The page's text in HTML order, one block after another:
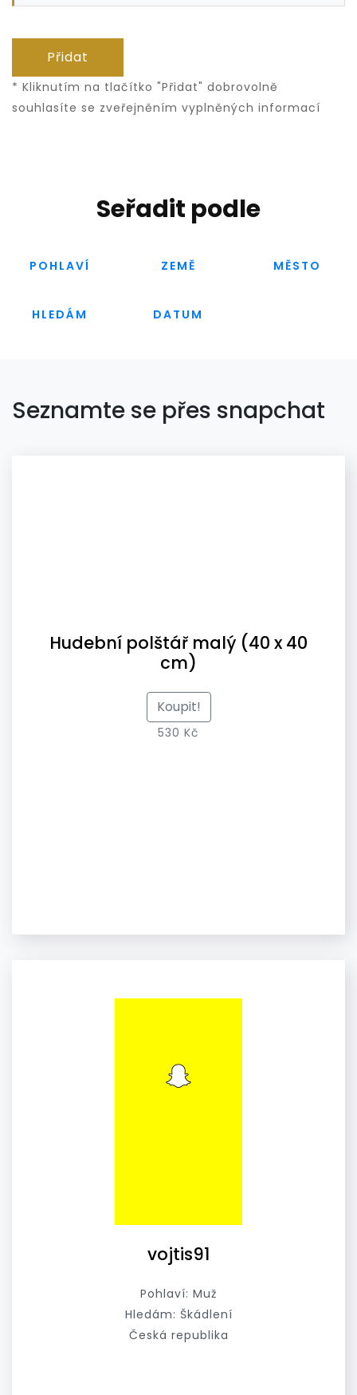
Přidat
* Kliknutím na tlačítko "Přidat" dobrovolně
souhlasíte se zveřejněním vyplněných informací
Seřadit podle
POHLAVÍ ZEMĚ MĚSTO
HLEDÁM DATUM
Seznamte se přes snapchat
Hudební polštář malý (40 x 40
cm)
Koupit!
530 Kč
vojtis91
Pohlaví: Muž
Hledám: Škádlení
Česká republika